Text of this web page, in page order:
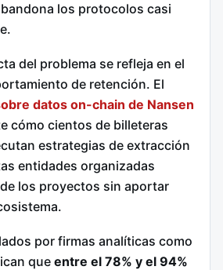
los protocolos casi
del problema se refleja en el
de retención. El
datos on-chain de Nansen
cómo cientos de billeteras
estrategias de extracción
entidades organizadas
los proyectos sin aportar
por firmas analíticas como
que entre el 78% y el 94%